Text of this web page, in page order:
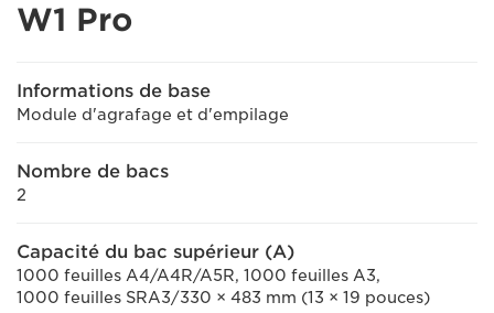
W1 Pro
Informations de base
Module d'agrafage et d'empilage
Nombre de bacs
2
Capacité du bac supérieur (A)
1000 feuilles A4/A4R/A5R, 1000 feuilles A3,
1000 feuilles SRA3/330 × 483 mm (13 × 19 pouces)